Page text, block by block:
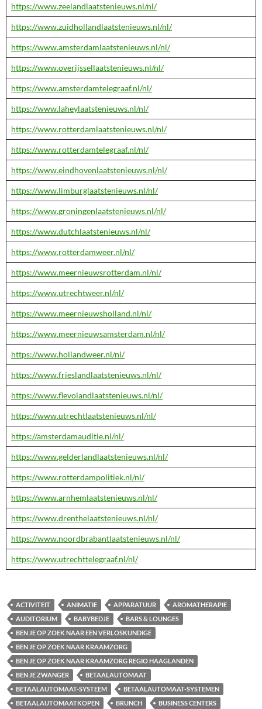
https://www.zeelandlaatstenieuws.nl/nl/
https://www.zuidhollandlaatstenieuws.nl/nl/
https://www.amsterdamlaatstenieuws.nl/nl/
https://www.overijssellaatstenieuws.nl/nl/
https://www.amsterdamtelegraaf.nl/nl/
https://www.laheylaatstenieuws.nl/nl/
https://www.rotterdamlaatstenieuws.nl/nl/
https://www.rotterdamtelegraaf.nl/nl/
https://www.eindhovenlaatstenieuws.nl/nl/
https://www.limburglaatstenieuws.nl/nl/
https://www.groningenlaatstenieuws.nl/nl/
https://www.dutchlaatstenieuws.nl/nl/
https://www.rotterdamweer.nl/nl/
https://www.meernieuwsrotterdam.nl/nl/
https://www.utrechtweer.nl/nl/
https://www.meernieuwsholland.nl/nl/
https://www.meernieuwsamsterdam.nl/nl/
https://www.hollandweer.nl/nl/
https://www.frieslandlaatstenieuws.nl/nl/
https://www.flevolandlaatstenieuws.nl/nl/
https://www.utrechtlaatstenieuws.nl/nl/
https://amsterdamauditie.nl/nl/
https://www.gelderlandlaatstenieuws.nl/nl/
https://www.rotterdampolitiek.nl/nl/
https://www.arnhemlaatstenieuws.nl/nl/
https://www.drenthelaatstenieuws.nl/nl/
https://www.noordbrabantlaatstenieuws.nl/nl/
https://www.utrechttelegraaf.nl/nl/
ACTIVITEIT ANIMATIE APPARATUUR
AROMATHERAPIE
AUDITORIUM
BABYBEDJE
BARS & LOUNGES
BEN JE OP ZOEK NAAR EEN VERLOSKUNDIGE
BEN JE OP ZOEK NAAR KRAAMZORG
BEN JE OP ZOEK NAAR KRAAMZORG REGIO HAAGLANDEN
BEN JE ZWANGER
BETAALAUTOMAAT
BETAALAUTOMAAT-SYSTEEM
BETAALAUTOMAAT-SYSTEMEN
BETAALAUTOMAATKOPEN
BRUNCH BUSINESS CENTERS